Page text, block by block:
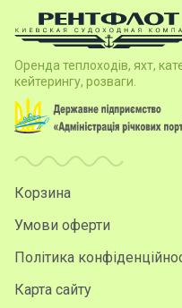
Оренда теплоходів, яхт,
кейтерингу, розваги.
Корзина
Умови оферти
Політика
Карта сайту